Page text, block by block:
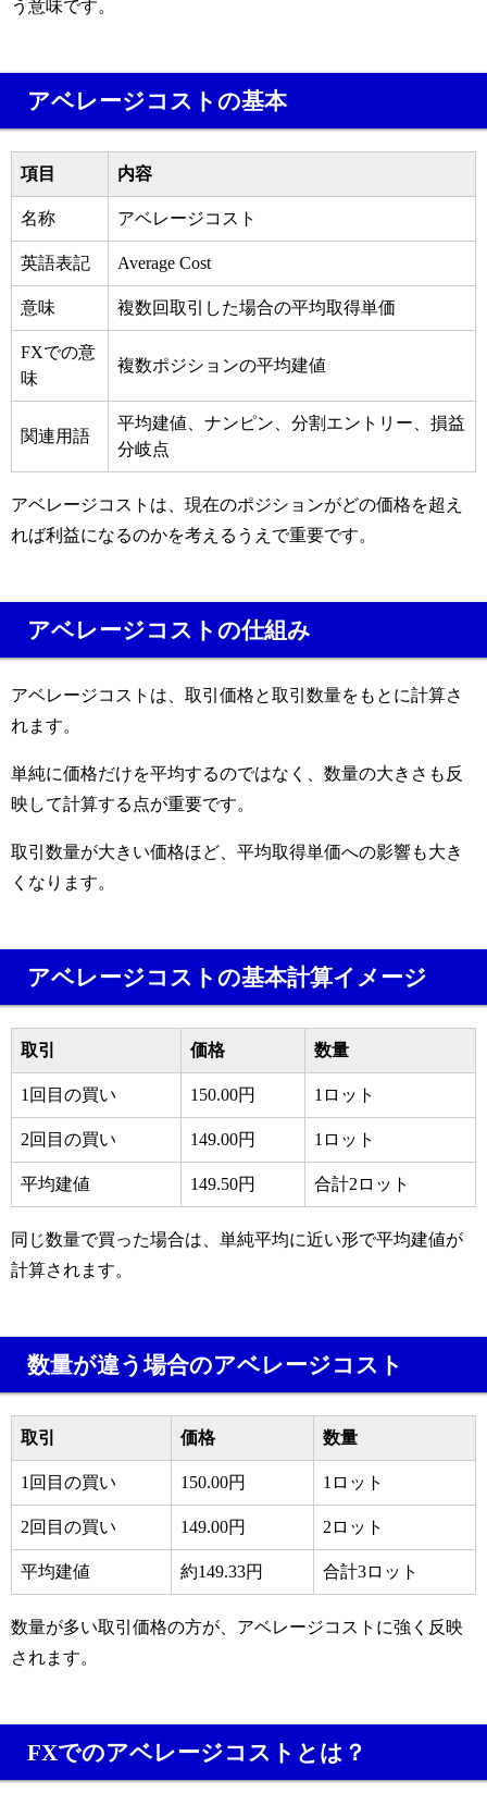
う意味です。
アベレージコストの基本
項目 内容
名称 アベレージコスト
英語表記 Average Cost
意味 複数回取引した場合の平均取得単価
FXでの意
味
複数ポジションの平均建値
関連用語
平均建値、ナンピン、分割エントリー、損益
分岐点
アベレージコストは、現在のポジションがどの価格を超え
れば利益になるのかを考えるうえで重要です。
アベレージコストの仕組み
アベレージコストは、取引価格と取引数量をもとに計算さ
れます。
単純に価格だけを平均するのではなく、数量の大きさも反
映して計算する点が重要です。
取引数量が大きい価格ほど、平均取得単価への影響も大き
くなります。
アベレージコストの基本計算イメージ
取引 価格 数量
1回目の買い 150.00円 1ロット
2回目の買い 149.00円 1ロット
平均建値 149.50円 合計2ロット
同じ数量で買った場合は、単純平均に近い形で平均建値が
計算されます。
数量が違う場合のアベレージコスト
取引 価格 数量
1回目の買い 150.00円 1ロット
2回目の買い 149.00円 2ロット
平均建値 約149.33円 合計3ロット
数量が多い取引価格の方が、アベレージコストに強く反映
されます。
FXでのアベレージコストとは？